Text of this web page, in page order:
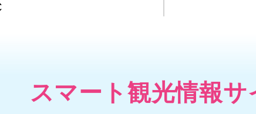
スマート観光情報サ